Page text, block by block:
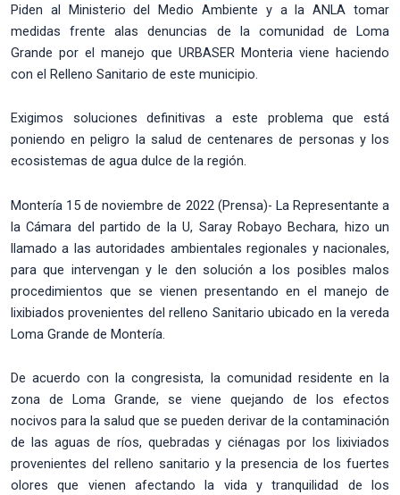
Piden al Ministerio del Medio Ambiente y a la ANLA tomar
medidas frente alas denuncias de la comunidad de Loma
Grande por el manejo que URBASER Monteria viene haciendo
con el Relleno Sanitario de este municipio.
Exigimos soluciones definitivas a este problema que está
poniendo en peligro la salud de centenares de personas y los
ecosistemas de agua dulce de la región.
Montería 15 de noviembre de 2022 (Prensa)- La Representante a
la Cámara del partido de la U, Saray Robayo Bechara, hizo un
llamado a las autoridades ambientales regionales y nacionales,
para que intervengan y le den solución a los posibles malos
procedimientos que se vienen presentando en el manejo de
lixibiados provenientes del relleno Sanitario ubicado en la vereda
Loma Grande de Montería.
De acuerdo con la congresista, la comunidad residente en la
zona de Loma Grande, se viene quejando de los efectos
nocivos para la salud que se pueden derivar de la contaminación
de las aguas de ríos, quebradas y ciénagas por los lixiviados
provenientes del relleno sanitario y la presencia de los fuertes
olores que vienen afectando la vida y tranquilidad de los